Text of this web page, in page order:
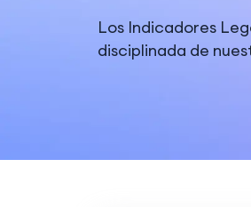
Los Indicadores
disciplinada de